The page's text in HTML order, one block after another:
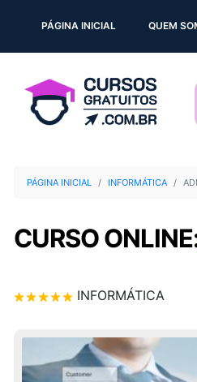
PÁGINA INICIAL QUEM
PÁGINA INICIAL INFORMÁTICA
CURSO
INFORMÁTICA